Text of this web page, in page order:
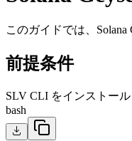
このガイドでは、
前提条件
SLV CLI をインストー
bash